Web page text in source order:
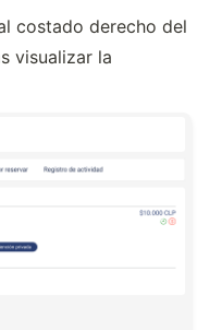
costado derecho del
visualizar la